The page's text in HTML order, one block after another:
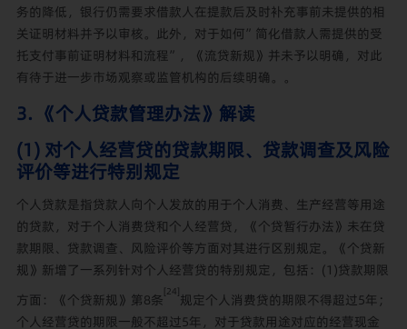
务的降低，银行仍需要求借款人在提款后及时补充事前未提供的相
关证明材料并予以审核。此外，对于如何”简化借款人需提供的受
托支付事前证明材料和流程”，《流贷新规》并未予以明确，对此
有待于进一步市场观察或监管机构的后续明确。。
3. 《个人贷款管理办法》解读
(1) 对个人经营贷的贷款期限、贷款调查及风险
评价等进行特别规定
个人贷款是指贷款人向个人发放的用于个人消费、生产经营等用途
的贷款， 对于个人消费贷和个人经营贷，《个贷暂行办法》未在贷
款期限、贷款调查、风险评价等方面对其进行区别规定。《个贷新
规》新增了一系列针对个人经营贷的特别规定，包括：(1)贷款期限
方面：《个贷新规》第8条 [24]规定个人消费贷的期限不得超过5年；
个人经营贷的期限一般不超过5年，对于贷款用途对应的经营现金